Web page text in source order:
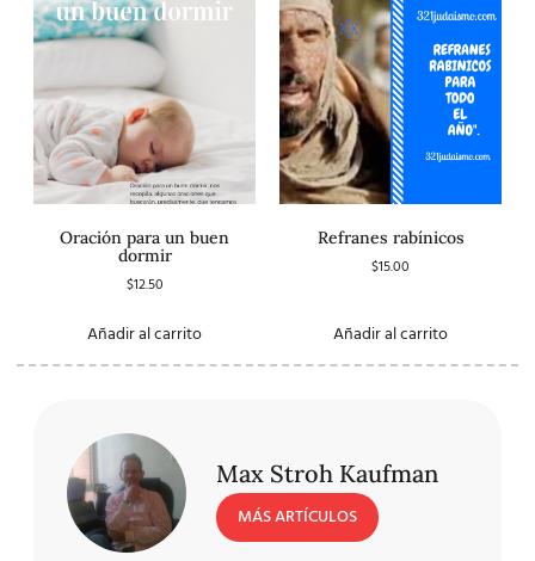
Oración para un buen
dormir
$12.50
Añadir al carrito
Refranes rabínicos
$15.00
Añadir al carrito
Max Stroh Kaufman
MÁS ARTÍCULOS